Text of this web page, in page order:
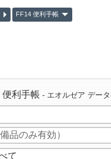
FF14 便利手帳
便利手帳 - エオルゼア デー